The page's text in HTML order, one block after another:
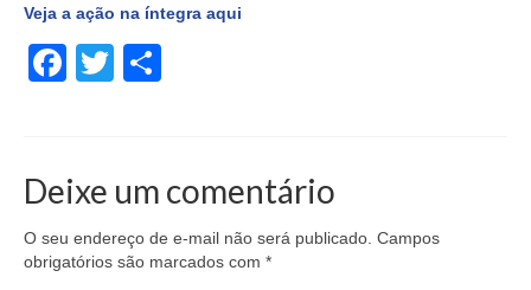
Veja a ação na íntegra aqui
Facebook
Twitter
Deixe um comentário
O seu endereço de e-mail não será publicado. Campos
obrigatórios são marcados com *